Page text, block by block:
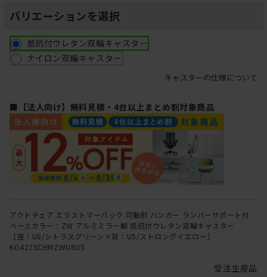
バリエーションを選択
抵抗付ウレタン双輪キャスター
ナイロン双輪キャスター
キャスターの仕様について
■【法人向け】無料見積・4台以上まとめ割対象商品
アクトチェア エラストマーバック 可動肘 ハンガー ランバーサポート付
ベースカラー：ZW アルミミラー脚 抵抗付ウレタン双輪キャスター
［座：U8/シトラスグリーン×背：U5/ストロングイエロー］
KG427SCHMZWU8U5
受注生産品